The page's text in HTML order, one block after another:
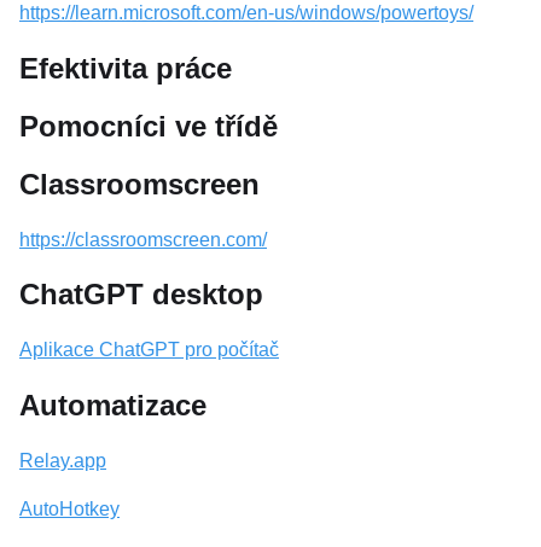
https://learn.microsoft.com/en-us/windows/powertoys/
Efektivita práce
Pomocníci ve třídě
Classroomscreen
https://classroomscreen.com/
ChatGPT desktop
Aplikace ChatGPT pro počítač
Automatizace
Relay.app
AutoHotkey